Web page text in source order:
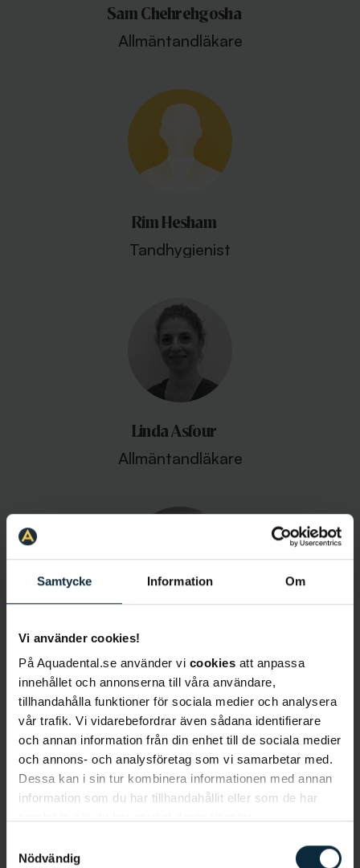
Samtycke Information Om
Vi använder cookies!
På Aquadental.se använder vi cookies att anpassa
innehållet och annonserna till våra användare,
tillhandahålla funktioner för sociala medier och analysera
vår trafik. Vi vidarebefordrar även sådana identifierare
och annan information från din enhet till de sociala medier
och annons- och analysföretag som vi samarbetar med.
Dessa kan i sin tur kombinera informationen med annan
information som du har tillhandahållit eller som de har
Nödvändig
Sam Chehrehgosha
Allmäntandläkare
Rim Hesham
Tandhygienist
Linda Asfour
Allmäntandläkare
Tandhygienist